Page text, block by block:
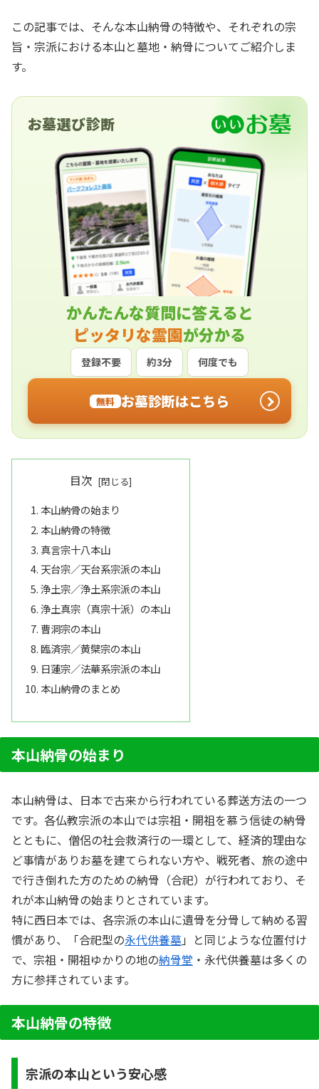
この記事では、そんな本山納骨の特徴や、それぞれの宗
旨・宗派における本山と墓地・納骨についてご紹介しま
す。
お墓選び診断
かんたんな質問に答えると
ピッタリな霊園が分かる
登録不要 約3分 何度でも
無料 お墓診断はこちら
目次
本山納骨の始まり
本山納骨の特徴
真言宗十八本山
天台宗／天台系宗派の本山
浄土宗／浄土系宗派の本山
浄土真宗（真宗十派）の本山
曹洞宗の本山
臨済宗／黄檗宗の本山
日蓮宗／法華系宗派の本山
本山納骨のまとめ
本山納骨の始まり
本山納骨は、日本で古来から行われている葬送方法の一つ
です。各仏教宗派の本山では宗祖・開祖を慕う信徒の納骨
とともに、僧侶の社会救済行の一環として、経済的理由な
ど事情がありお墓を建てられない方や、戦死者、旅の途中
で行き倒れた方のための納骨（合祀）が行われており、そ
れが本山納骨の始まりとされています。
特に西日本では、各宗派の本山に遺骨を分骨して納める習
慣があり、「合祀型の永代供養墓」と同じような位置付け
で、宗祖・開祖ゆかりの地の納骨堂 ・永代供養墓は多くの
方に参拝されています。
本山納骨の特徴
宗派の本山という安心感